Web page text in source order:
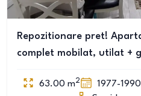
Repozitionare pret!
complet mobilat, utilat +
63.00 m2 1977-1990